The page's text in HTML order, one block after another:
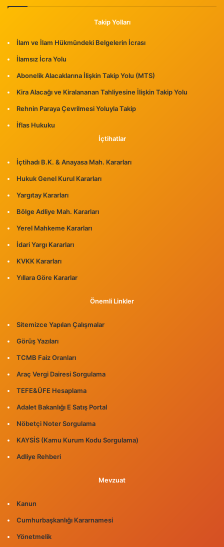
Takip Yolları
İlam ve İlam Hükmündeki Belgelerin İcrası
İlamsız İcra Yolu
Abonelik Alacaklarına İlişkin Takip Yolu (MTS)
Kira Alacağı ve Kiralananan Tahliyesine İlişkin Takip Yolu
Rehnin Paraya Çevrilmesi Yoluyla Takip
İflas Hukuku
İçtihatlar
İçtihadı B.K. & Anayasa Mah. Kararları
Hukuk Genel Kurul Kararları
Yargıtay Kararları
Bölge Adliye Mah. Kararları
Yerel Mahkeme Kararları
İdari Yargı Kararları
KVKK Kararları
Yıllara Göre Kararlar
Önemli Linkler
Sitemizce Yapılan Çalışmalar
Görüş Yazıları
TCMB Faiz Oranları
Araç Vergi Dairesi Sorgulama
TEFE&ÜFE Hesaplama
Adalet Bakanlığı E Satış Portal
Nöbetçi Noter Sorgulama
KAYSİS (Kamu Kurum Kodu Sorgulama)
Adliye Rehberi
Mevzuat
Kanun
Cumhurbaşkanlığı Kararnamesi
Yönetmelik